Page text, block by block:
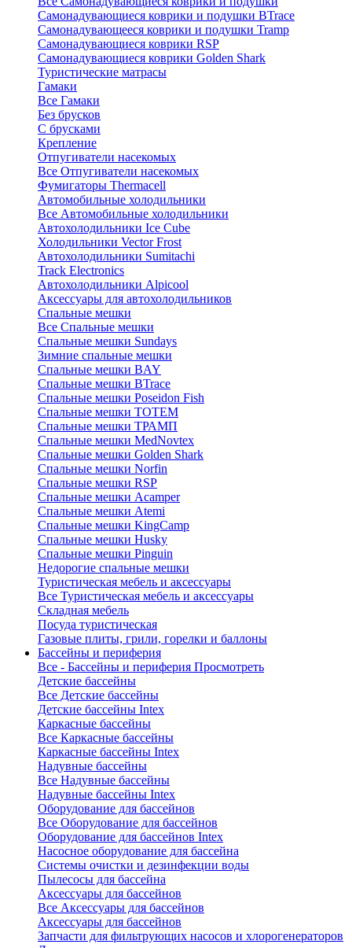
Самонадувающиеся коврики и подушки BTrace
Самонадувающееся коврики и подушки Tramp
Самонадувающиеся коврики RSP
Самонадувающиеся коврики Golden Shark
Туристические матрасы
Гамаки
Все Гамаки
Без брусков
С брусками
Крепление
Отпугиватели насекомых
Все Отпугиватели насекомых
Фумигаторы Thermacell
Автомобильные холодильники
Все Автомобильные холодильники
Автохолодильники Ice Cube
Холодильники Vector Frost
Автохолодильники Sumitachi
Track Electronics
Автохолодильники Alpicool
Аксессуары для автохолодильников
Спальные мешки
Все Спальные мешки
Спальные мешки Sundays
Зимние спальные мешки
Спальные мешки BAY
Спальные мешки BTrace
Спальные мешки Poseidon Fish
Спальные мешки ТОТЕМ
Спальные мешки ТРАМП
Cпальные мешки MedNovtex
Спальные мешки Golden Shark
Спальные мешки Norfin
Спальные мешки RSP
Спальные мешки Acamper
Спальные мешки Atemi
Спальные мешки KingCamp
Спальные мешки Husky
Спальные мешки Pinguin
Недорогие спальные мешки
Туристическая мебель и аксессуары
Все Туристическая мебель и аксессуары
Складная мебель
Посуда туристическая
Газовые плиты, грили, горелки и баллоны
Бассейны и периферия
Все - Бассейны и периферия Просмотреть
Детские бассейны
Все Детские бассейны
Детские бассейны Intex
Каркасные бассейны
Все Каркасные бассейны
Каркасные бассейны Intex
Надувные бассейны
Все Надувные бассейны
Надувные бассейны Intex
Оборудование для бассейнов
Все Оборудование для бассейнов
Оборудование для бассейнов Intex
Насосное оборудование для бассейна
Системы очистки и дезинфекции воды
Пылесосы для бассейна
Аксессуары для бассейнов
Все Аксессуары для бассейнов
Аксессуары для бассейнов
Запчасти для фильтрующих насосов и хлорогенераторов